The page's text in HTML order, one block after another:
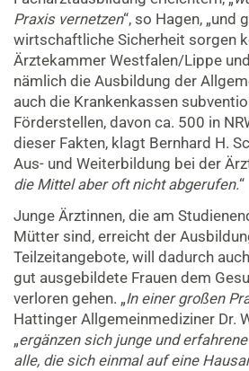
Praxis vernetzen“, so Hagen, „und
wirtschaftliche Sicherheit sorgen
Ärztekammer Westfalen/Lippe
nämlich die Ausbildung der
auch die Krankenkassen
Förderstellen, davon ca. 500 in
dieser Fakten, klagt Bernhard H.
Aus- und Weiterbildung bei der
die Mittel aber oft nicht abgerufen.“
Junge Ärztinnen, die am
Mütter sind, erreicht der
Teilzeitangebote, will dadurch
gut ausgebildete Frauen dem
verloren gehen. „In einer großen
Hattinger Allgemeinmediziner Dr.
„ergänzen sich junge und
alle, die sich einmal auf eine